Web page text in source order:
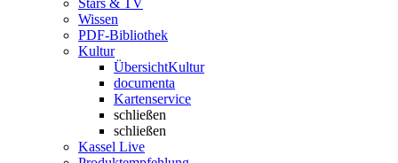
Stars & TV
Wissen
PDF-Bibliothek
Kultur
ÜbersichtKultur
documenta
Kartenservice
schließen
schließen
Kassel Live